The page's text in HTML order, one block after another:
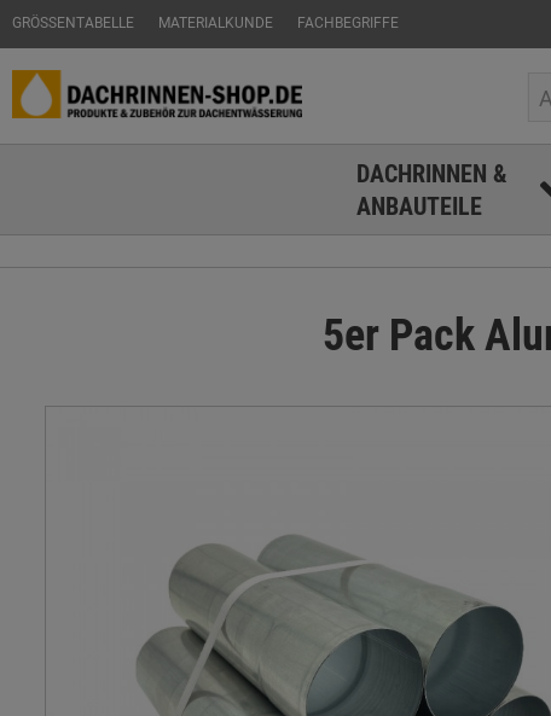
GRÖSSENTABELLE MATERIALKUNDE FACHBEGRIFFE
DACHRINNEN &
ANBAUTEILE
5er Pack